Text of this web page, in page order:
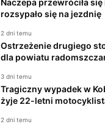
Naczepa przewróciła
rozsypało się na jezdnię
2 dni temu
Ostrzeżenie drugiego
dla powiatu
3 dni temu
Tragiczny wypadek w
żyje 22-letni
2 dni temu